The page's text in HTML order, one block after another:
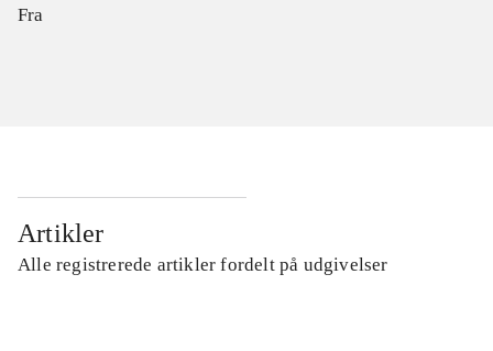
Fra
Artikler
Alle registrerede artikler fordelt på udgivelser